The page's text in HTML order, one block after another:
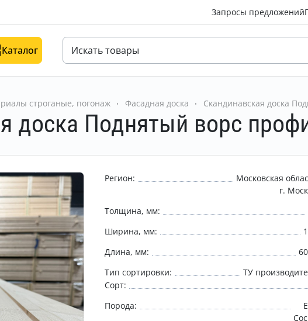
Запросы предложений
Каталог
строганые, погонаж Фасадная доска Скандинавская доска
доска Поднятый ворс
Регион:
Московская
г.
Толщина, мм:
Ширина, мм:
Длина, мм:
Тип сортировки:
ТУ
Сорт:
Порода: